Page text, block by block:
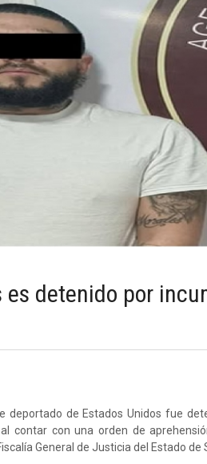
es detenido por
deportado de Estados Unidos fue
contar con una orden de
General de Justicia del Estado de